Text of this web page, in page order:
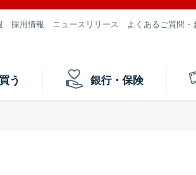
採用情報 ニュースリリース よくあるご質問
買う 銀行・保険